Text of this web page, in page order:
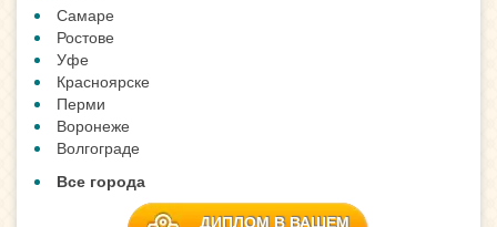
Самаре
Ростове
Уфе
Красноярске
Перми
Воронеже
Волгограде
Все города
ДИПЛОМ В ВАШЕМ